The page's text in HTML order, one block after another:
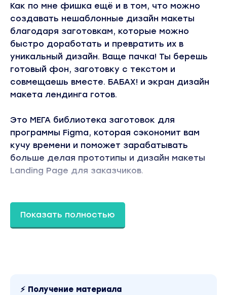
Как по мне фишка ещё и в том, что можно
создавать нешаблонные дизайн макеты
благодаря заготовкам, которые можно
быстро доработать и превратить их в
уникальный дизайн. Ваще пачка! Ты берешь
готовый фон, заготовку с текстом и
совмещаешь вместе. БАБАХ! и экран дизайн
макета лендинга готов.
Это МЕГА библиотека заготовок для
программы Figma, которая сэкономит вам
кучу времени и поможет зарабатывать
больше делая прототипы и дизайн макеты
Landing Page для заказчиков.
4. Готовые задние фоны + примеры их
Показать полностью
⚡ Получение материала